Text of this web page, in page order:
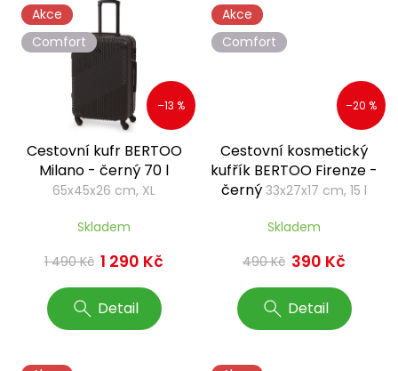
Akce
Comfort
–13 %
Cestovní kufr BERTOO
Milano - černý 70 l
65x45x26 cm, XL
Skladem
1 490 Kč 1 290 Kč
Detail
Akce
Comfort
–20 %
Cestovní kosmetický
kufřík BERTOO Firenze -
černý 33x27x17 cm, 15 l
Skladem
490 Kč 390 Kč
Detail